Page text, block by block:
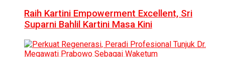
Raih Kartini Empowerment Excellent, Sri
Suparni Bahlil Kartini Masa Kini